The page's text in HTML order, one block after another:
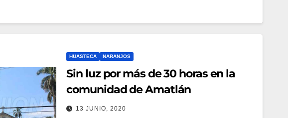
HUASTECA NARANJOS
Sin luz por más de 30 horas en la
comunidad de Amatlán
13 JUNIO, 2020